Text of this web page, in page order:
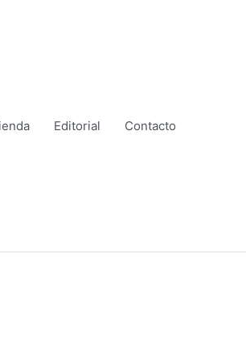
Editorial Contacto